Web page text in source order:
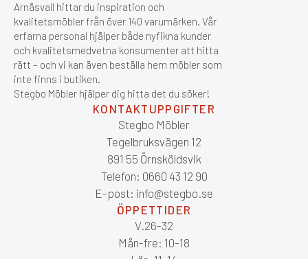
Arnäsvall hittar du inspiration och
kvalitetsmöbler från över 140 varumärken. Vår
erfarna personal hjälper både nyfikna kunder
och kvalitetsmedvetna konsumenter att hitta
rätt – och vi kan även beställa hem möbler som
inte finns i butiken.
Stegbo Möbler hjälper dig hitta det du söker!
KONTAKTUPPGIFTER
Stegbo Möbler
Tegelbruksvägen 12
891 55 Örnsköldsvik
Telefon: 0660 43 12 90
E-post: info@stegbo.se
ÖPPETTIDER
V.26-32
Mån-fre: 10-18